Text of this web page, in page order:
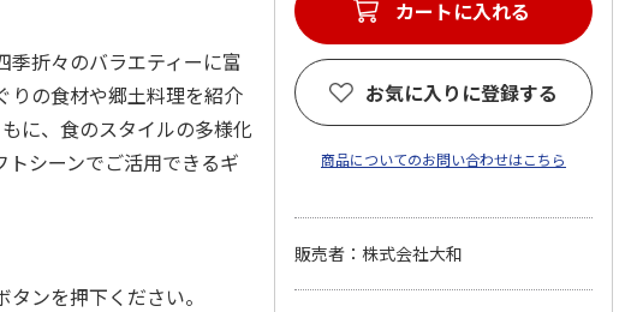
季折々のバラエティーに富
りの食材や郷土料理を紹介
に、食のスタイルの多様化
シーンでご活用できるギ
ンを押下ください。
お気に入りに登録する
商品についてのお問い合わせはこちら
販売者：株式会社大和